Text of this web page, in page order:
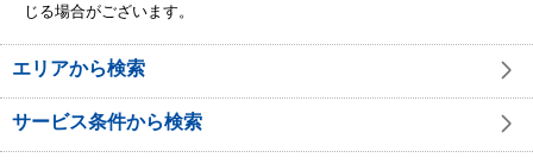
じる場合がございます。
エリアから検索
サービス条件から検索